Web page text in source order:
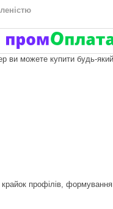
ви можете купити будь-
профілів, формування